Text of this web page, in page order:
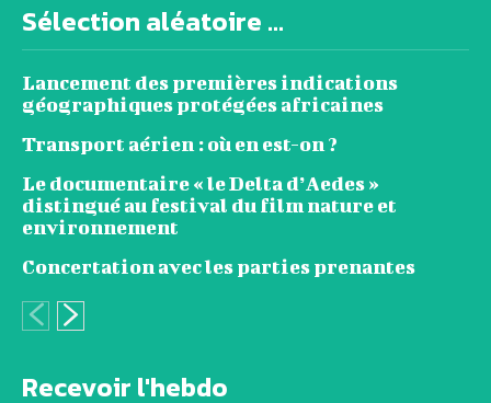
Sélection aléatoire ...
Lancement des premières indications
géographiques protégées africaines
Transport aérien : où en est-on ?
Le documentaire « le Delta d’Aedes »
distingué au festival du film nature et
environnement
Concertation avec les parties prenantes
Recevoir l'hebdo